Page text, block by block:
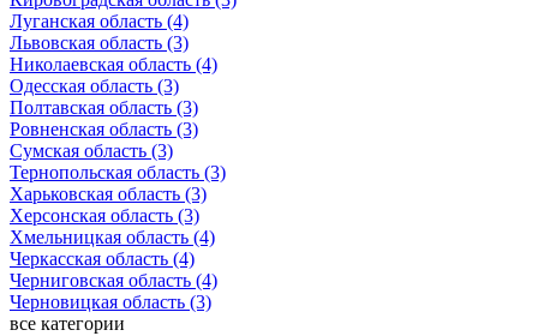
Луганская область (4)
Львовская область (3)
Николаевская область (4)
Одесская область (3)
Полтавская область (3)
Ровненская область (3)
Сумская область (3)
Тернопольская область (3)
Харьковская область (3)
Херсонская область (3)
Хмельницкая область (4)
Черкасская область (4)
Черниговская область (4)
Черновицкая область (3)
все категории